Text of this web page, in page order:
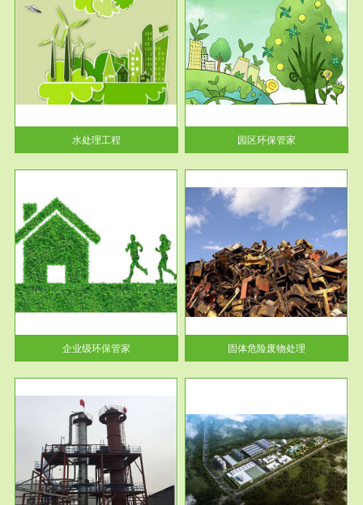
水处理工程
服务范围
园区环保管家
2016 年 4 月，环保部下发《关
于积极发挥环境保护作用促进供
给侧结...
园区环保管家
企业级环保管家
服务范围
固体危险废物处理
固体废物解释：固体废物是指人
们在生产建设、日常生活和其他
活动中...
固体危险废物处理
服务范围
市政固废处理
蔚蓝生态环境科技所从事的市政